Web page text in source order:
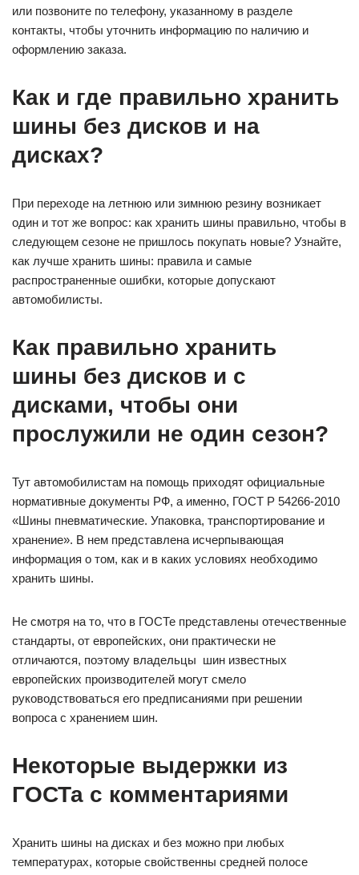
или позвоните по телефону, указанному в разделе
контакты, чтобы уточнить информацию по наличию и
оформлению заказа.
Как и где правильно хранить
шины без дисков и на
дисках?
При переходе на летнюю или зимнюю резину возникает
один и тот же вопрос: как хранить шины правильно, чтобы в
следующем сезоне не пришлось покупать новые? Узнайте,
как лучше хранить шины: правила и самые
распространенные ошибки, которые допускают
автомобилисты.
Как правильно хранить
шины без дисков и с
дисками, чтобы они
прослужили не один сезон?
Тут автомобилистам на помощь приходят официальные
нормативные документы РФ, а именно, ГОСТ Р 54266-2010
«Шины пневматические. Упаковка, транспортирование и
хранение». В нем представлена исчерпывающая
информация о том, как и в каких условиях необходимо
хранить шины.
Не смотря на то, что в ГОСТе представлены отечественные
стандарты, от европейских, они практически не
отличаются, поэтому владельцы шин известных
европейских производителей могут смело
руководствоваться его предписаниями при решении
вопроса с хранением шин.
Некоторые выдержки из
ГОСТа с комментариями
Хранить шины на дисках и без можно при любых
температурах, которые свойственны средней полосе